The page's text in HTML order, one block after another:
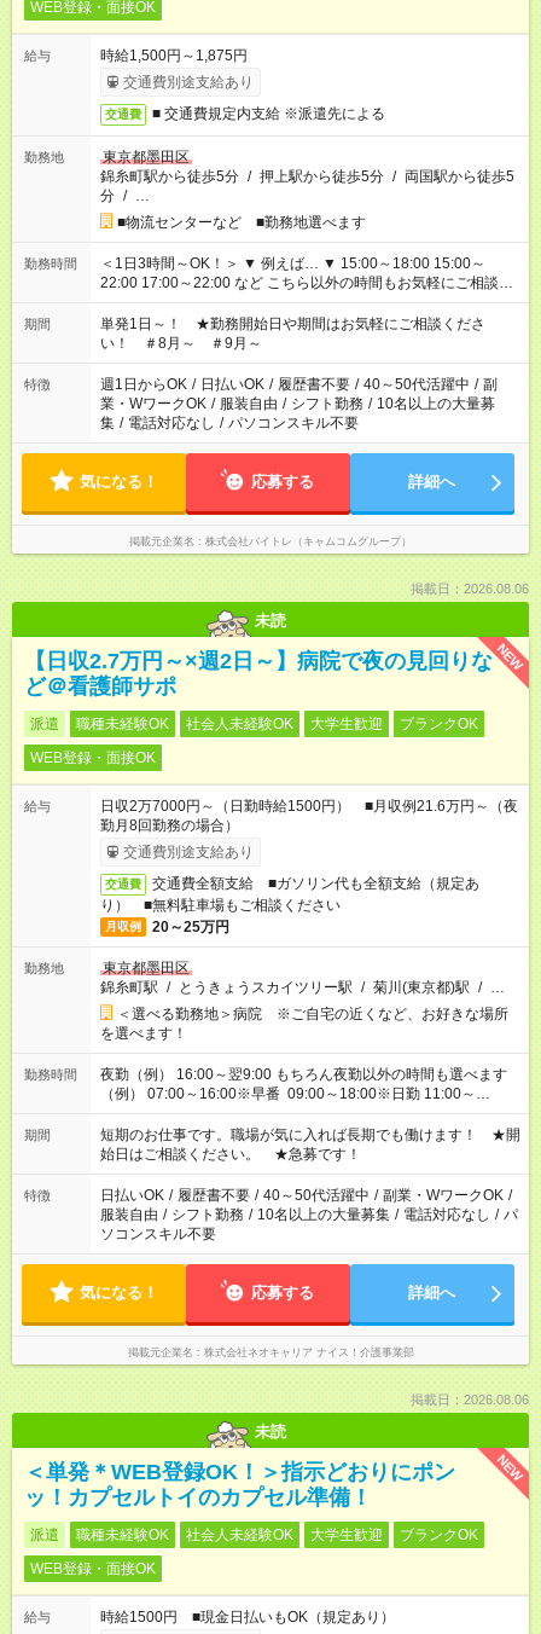
WEB登録・面接OK
給与
時給1,500円～1,875円
交通費別途支給あり
交通費 ■ 交通費規定内支給 ※派遣先による
勤務地
東京都墨田区
錦糸町駅から徒歩5分 / 押上駅から徒歩5分 / 両国駅から徒歩5
分 / …
■物流センターなど ■勤務地選べます
勤務時間
＜1日3時間～OK！＞ ▼ 例えば… ▼ 15:00～18:00 15:00～
22:00 17:00～22:00 など こちら以外の時間もお気軽にご相談く
ださい！
期間
単発1日～！ ★勤務開始日や期間はお気軽にご相談くださ
い！ ＃8月～ ＃9月～
特徴 週1日からOK / 日払いOK / 履歴書不要 / 40～50代活躍中 / 副
業・WワークOK / 服装自由 / シフト勤務 / 10名以上の大量募
集 / 電話対応なし / パソコンスキル不要
気になる！ 応募する 詳細へ
掲載元企業名 株式会社バイトレ（キャムコムグループ）
掲載日：2026.08.06
未読
NEW
【日収2.7万円～×週2日～】病院で夜の見回りな
ど＠看護師サポ
派遣 職種未経験OK 社会人未経験OK 大学生歓迎
ブランクOK
WEB登録・面接OK
給与
日収2万7000円～（日勤時給1500円） ■月収例21.6万円～（夜
勤月8回勤務の場合）
交通費別途支給あり
交通費
交通費全額支給 ■ガソリン代も全額支給（規定あ
り） ■無料駐車場もご相談ください
月収例 20～25万円
勤務地
東京都墨田区
錦糸町駅 / とうきょうスカイツリー駅 / 菊川(東京都)駅 / …
＜選べる勤務地＞病院 ※ご自宅の近くなど、お好きな場所
を選べます！
勤務時間
夜勤（例） 16:00～翌9:00 もちろん夜勤以外の時間も選べます
（例） 07:00～16:00※早番 09:00～18:00※日勤 11:00～
20:00※遅番 ※時間は、固定・選べる施設もあるので、ご希望が
あれば調整できます！ ※シフト制。勤務地により実働時間が異
なります。★家庭の都合でお休みが必要な場合も遠慮なくご相談
ください。
期間
短期のお仕事です。職場が気に入れば長期でも働けます！ ★開
始日はご相談ください。 ★急募です！
特徴 日払いOK / 履歴書不要 / 40～50代活躍中 / 副業・WワークOK /
服装自由 / シフト勤務 / 10名以上の大量募集 / 電話対応なし / パ
ソコンスキル不要
気になる！ 応募する 詳細へ
掲載元企業名 株式会社ネオキャリア ナイス！介護事業部
掲載日：2026.08.06
未読
NEW
＜単発＊WEB登録OK！＞指示どおりにポン
ッ！カプセルトイのカプセル準備！
派遣 職種未経験OK 社会人未経験OK 大学生歓迎
ブランクOK
WEB登録・面接OK
給与
時給1500円 ■現金日払いもOK（規定あり）